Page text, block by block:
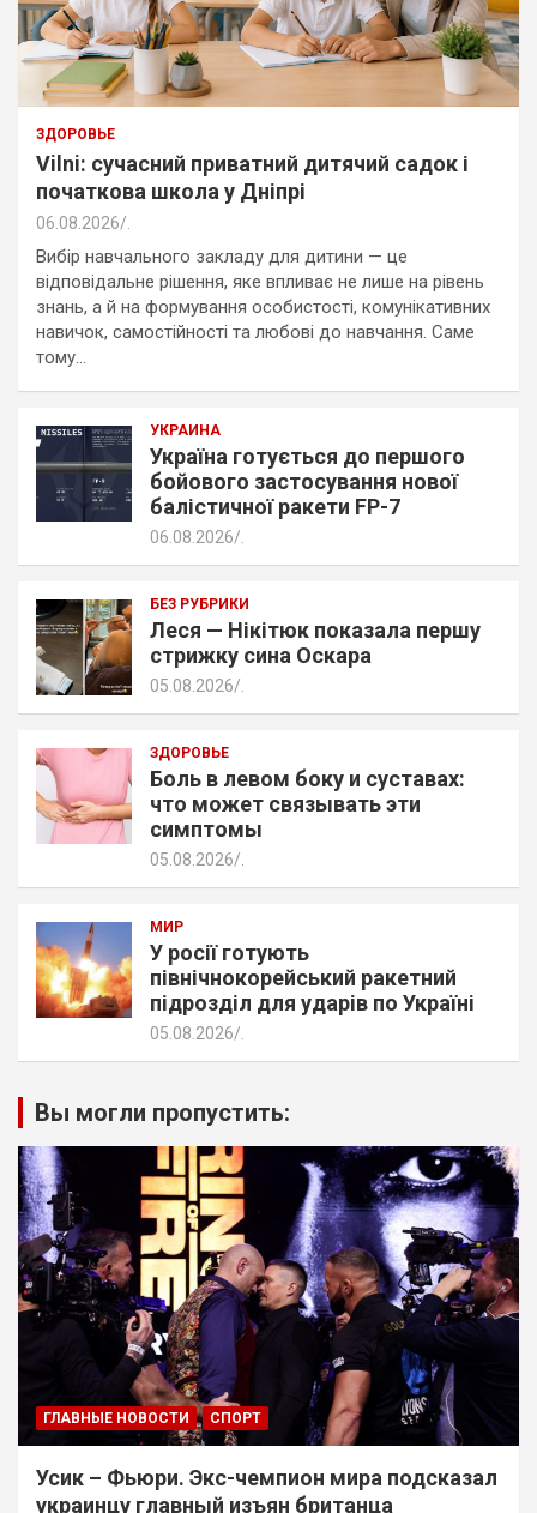
ЗДОРОВЬЕ
Vilni: сучасний приватний дитячий садок і
початкова школа у Дніпрі
06.08.2026
Вибір навчального закладу для дитини — це
відповідальне рішення, яке впливає не лише на рівень
знань, а й на формування особистості, комунікативних
навичок, самостійності та любові до навчання. Саме
тому…
УКРАИНА
Україна готується до першого
бойового застосування нової
балістичної ракети FP-7
06.08.2026
БЕЗ РУБРИКИ
Леся — Нікітюк показала першу
стрижку сина Оскара
05.08.2026
ЗДОРОВЬЕ
Боль в левом боку и суставах:
что может связывать эти
симптомы
05.08.2026
МИР
У росії готують
північнокорейський ракетний
підрозділ для ударів по Україні
05.08.2026
Вы могли пропустить:
ГЛАВНЫЕ НОВОСТИ СПОРТ
Усик – Фьюри. Экс-чемпион мира подсказал
украинцу главный изъян британца